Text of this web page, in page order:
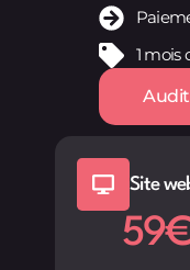
1 mois
Site